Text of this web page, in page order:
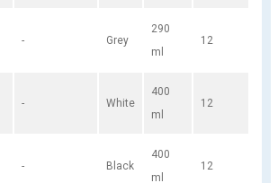
- Grey
290
ml
12
- White
400
ml
12
- Black
400
ml
12